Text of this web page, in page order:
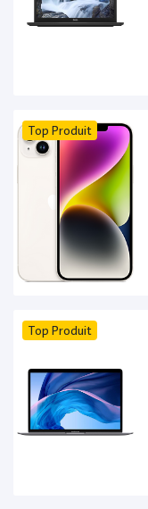
Top Produit
Top Produit